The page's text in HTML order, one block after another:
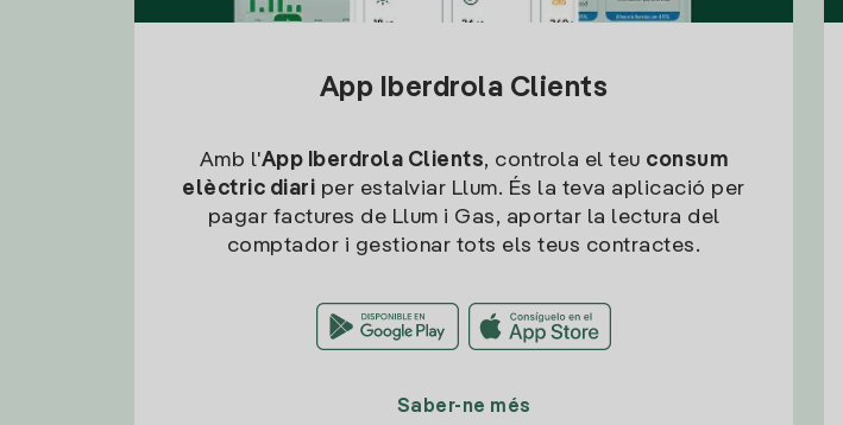
App Iberdrola Clients
Amb l'App Iberdrola Clients, controla el teu consum
elèctric diari per estalviar Llum. És la teva aplicació per
pagar factures de Llum i Gas, aportar la lectura del
comptador i gestionar tots els teus contractes.
Saber-ne més